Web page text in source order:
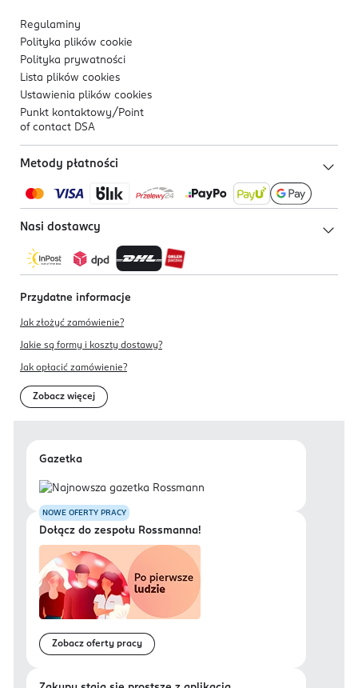
Regulaminy
Polityka plików cookie
Polityka prywatności
Lista plików cookies
Ustawienia plików cookies
Punkt kontaktowy/ Point
of contact DSA
Metody płatności
Nasi dostawcy
Przydatne informacje
Jak złożyć zamówienie?
Jakie są formy i koszty dostawy?
Jak opłacić zamówienie?
Zobacz więcej
Gazetka
NOWE OFERTY PRACY
Dołącz do zespołu Rossmanna!
Zobacz oferty pracy